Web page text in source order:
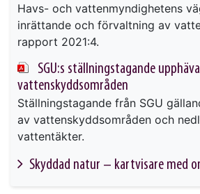
Havs- och vattenmyndighetens
inrättande och förvaltning av
rapport 2021:4.
SGU:s ställningstagande
vattenskyddsområden
Ställningstagande från SGU
av vattenskyddsområden och
vattentäkter.
Skyddad natur – kartvisare med